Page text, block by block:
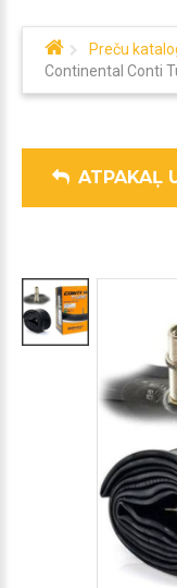
Preču
Continental Conti
ATPAKAĻ